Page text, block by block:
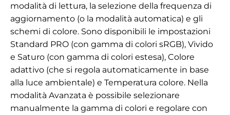
modalità di lettura, la selezione della frequenza di
aggiornamento (o la modalità automatica) e gli
schemi di colore. Sono disponibili le impostazioni
Standard PRO (con gamma di colori sRGB), Vivido
e Saturo (con gamma di colori estesa), Colore
adattivo (che si regola automaticamente in base
alla luce ambientale) e Temperatura colore. Nella
modalità Avanzata è possibile selezionare
manualmente la gamma di colori e regolare con